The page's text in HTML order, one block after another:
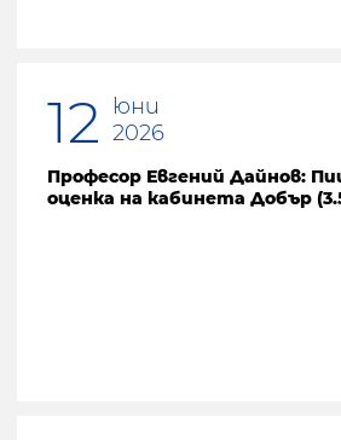
12
юни
2026
Професор Евгений Дайнов:
оценка на кабинета Добър